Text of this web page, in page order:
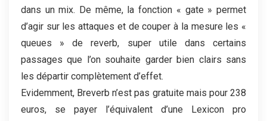
dans un mix. De même, la fonction « gate » permet
d’agir sur les attaques et de couper à la mesure les «
queues » de reverb, super utile dans certains
passages que l’on souhaite garder bien clairs sans
les départir complètement d’effet.
Evidemment, Breverb n’est pas gratuite mais pour 238
euros, se payer l’équivalent d’une Lexicon pro